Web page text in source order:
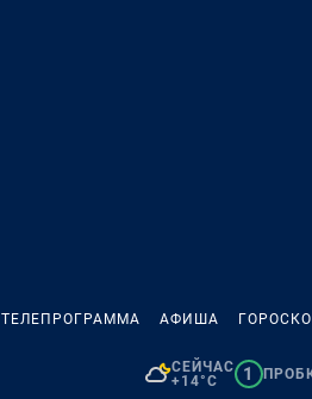
ТЕЛЕПРОГРАММА АФИША
СЕЙЧАС
+14°C
1